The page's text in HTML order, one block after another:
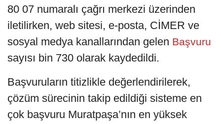
80 07 numaralı çağrı merkezi üzerinden
iletilirken, web sitesi, e-posta, CİMER ve
sosyal medya kanallarından gelen Başvuru
sayısı bin 730 olarak kaydedildi.
Başvuruların titizlikle değerlendirilerek,
çözüm sürecinin takip edildiği sisteme en
çok başvuru Muratpaşa’nın en yüksek